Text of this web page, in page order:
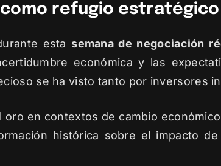
refugio estratégico
estasemana de negociación
económica y las
se ha visto tanto por inversores
en contextos de cambio
histórica sobre el impacto